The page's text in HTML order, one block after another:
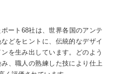
ート68社は、世界各国のアンテ
どをヒントに、伝統的なデザイ
を生み出しています。どのよう
、職人の熟練した技により仕上